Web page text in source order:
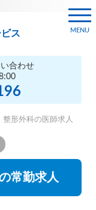
ス
合わせ
MENU
整形外科の医師求人
常勤求人